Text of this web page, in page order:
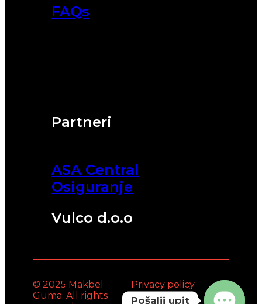
Partneri
ASA Central
Osiguranje
Vulco d.o.o
FAQs
© 2025 Makbel
Guma. All rights
Privacy policy
Pošalji upit